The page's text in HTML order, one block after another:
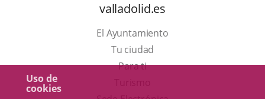
Uso de
cookies
valladolid.es
El Ayuntamiento
Tu ciudad
Para ti